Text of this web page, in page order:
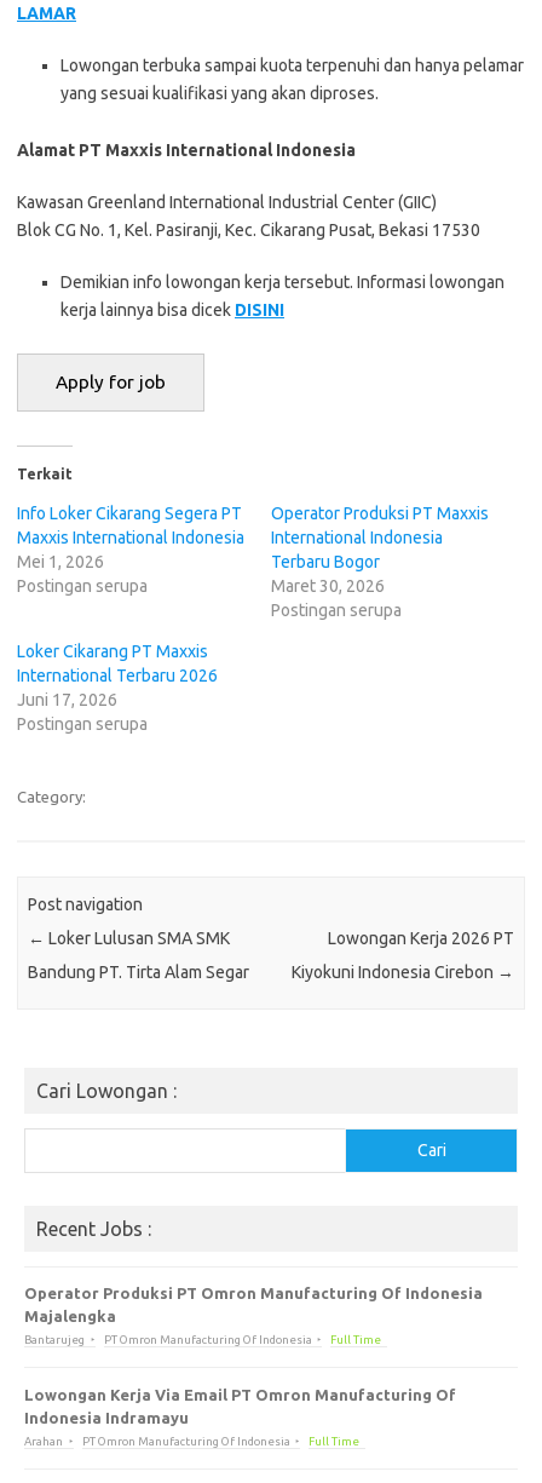
LAMAR
Lowongan terbuka sampai kuota terpenuhi dan hanya pelamar
yang sesuai kualifikasi yang akan diproses.
Alamat PT Maxxis International Indonesia
Kawasan Greenland International Industrial Center (GIIC)
Blok CG No. 1, Kel. Pasiranji, Kec. Cikarang Pusat, Bekasi 17530
Demikian info lowongan kerja tersebut. Informasi lowongan
kerja lainnya bisa dicek DISINI
Terkait
Info Loker Cikarang Segera PT
Maxxis International Indonesia
Mei 1, 2026
Postingan serupa
Operator Produksi PT Maxxis
International Indonesia
Terbaru Bogor
Maret 30, 2026
Postingan serupa
Loker Cikarang PT Maxxis
International Terbaru 2026
Juni 17, 2026
Postingan serupa
Category:
Post navigation
← Loker Lulusan SMA SMK
Bandung PT. Tirta Alаm Sеgаr
Lowongan Kerja 2026 PT
Kiyokuni Indonesia Cirebon →
Cari Lowongan :
Cari
Recent Jobs :
Operator Produksi PT Omron Manufacturing Of Indonesia
Majalengka
Bantarujeg PT Omron Manufacturing Of Indonesia Full Time
Lowongan Kerja Via Email PT Omron Manufacturing Of
Indonesia Indramayu
Arahan PT Omron Manufacturing Of Indonesia Full Time